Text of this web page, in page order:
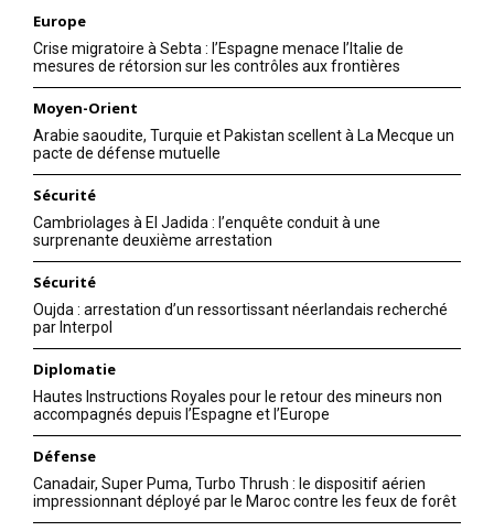
Europe
Crise migratoire à Sebta : l’Espagne menace l’Italie de
mesures de rétorsion sur les contrôles aux frontières
Moyen-Orient
Arabie saoudite, Turquie et Pakistan scellent à La Mecque un
pacte de défense mutuelle
Sécurité
Cambriolages à El Jadida : l’enquête conduit à une
surprenante deuxième arrestation
Sécurité
Oujda : arrestation d’un ressortissant néerlandais recherché
par Interpol
Diplomatie
Hautes Instructions Royales pour le retour des mineurs non
accompagnés depuis l’Espagne et l’Europe
Défense
Canadair, Super Puma, Turbo Thrush : le dispositif aérien
impressionnant déployé par le Maroc contre les feux de forêt